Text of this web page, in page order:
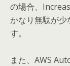
の場合、
かなり無駄が少
す。
また、AWS